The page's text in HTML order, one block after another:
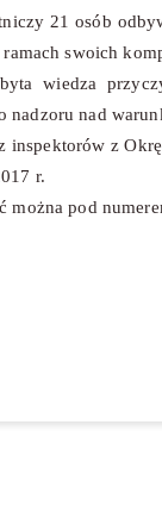
21 osób
swoich
wiedza
nadzoru nad
inspektorów z
r.
można pod